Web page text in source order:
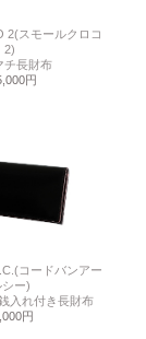
2(スモールクロコ
2)
チ長財布
円
コードバンアー
シー)
入れ付き長財布
円